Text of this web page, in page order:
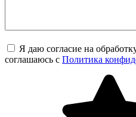
Я даю согласие на
соглашаюсь c Политика